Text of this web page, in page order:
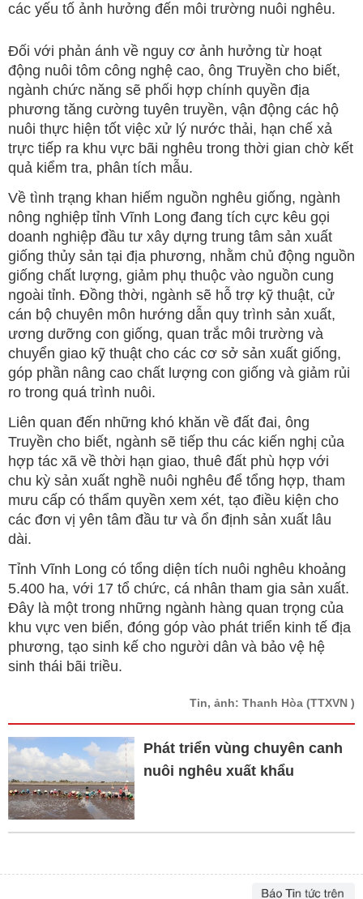
các yếu tố ảnh hưởng đến môi trường nuôi nghêu.
Đối với phản ánh về nguy cơ ảnh hưởng từ hoạt
động nuôi tôm công nghệ cao, ông Truyền cho biết,
ngành chức năng sẽ phối hợp chính quyền địa
phương tăng cường tuyên truyền, vận động các hộ
nuôi thực hiện tốt việc xử lý nước thải, hạn chế xả
trực tiếp ra khu vực bãi nghêu trong thời gian chờ kết
quả kiểm tra, phân tích mẫu.
Về tình trạng khan hiếm nguồn nghêu giống, ngành
nông nghiệp tỉnh Vĩnh Long đang tích cực kêu gọi
doanh nghiệp đầu tư xây dựng trung tâm sản xuất
giống thủy sản tại địa phương, nhằm chủ động nguồn
giống chất lượng, giảm phụ thuộc vào nguồn cung
ngoài tỉnh. Đồng thời, ngành sẽ hỗ trợ kỹ thuật, cử
cán bộ chuyên môn hướng dẫn quy trình sản xuất,
ương dưỡng con giống, quan trắc môi trường và
chuyển giao kỹ thuật cho các cơ sở sản xuất giống,
góp phần nâng cao chất lượng con giống và giảm rủi
ro trong quá trình nuôi.
Liên quan đến những khó khăn về đất đai, ông
Truyền cho biết, ngành sẽ tiếp thu các kiến nghị của
hợp tác xã về thời hạn giao, thuê đất phù hợp với
chu kỳ sản xuất nghề nuôi nghêu để tổng hợp, tham
mưu cấp có thẩm quyền xem xét, tạo điều kiện cho
các đơn vị yên tâm đầu tư và ổn định sản xuất lâu
dài.
Tỉnh Vĩnh Long có tổng diện tích nuôi nghêu khoảng
5.400 ha, với 17 tổ chức, cá nhân tham gia sản xuất.
Đây là một trong những ngành hàng quan trọng của
khu vực ven biển, đóng góp vào phát triển kinh tế địa
phương, tạo sinh kế cho người dân và bảo vệ hệ
sinh thái bãi triều.
Tin, ảnh: Thanh Hòa (TTXVN )
Phát triển vùng chuyên canh
nuôi nghêu xuất khẩu